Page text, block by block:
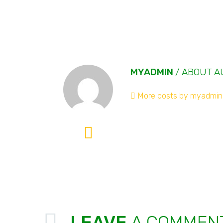
MYADMIN / ABOUT
More posts by myadmin